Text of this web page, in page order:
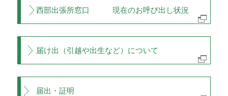
西部出張所窓口 現在のお呼び出し状況
届け出（引越や出生など）について
届出・証明